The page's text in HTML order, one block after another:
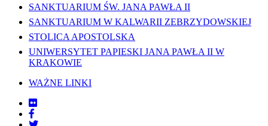
SANKTUARIUM ŚW. JANA PAWŁA II
SANKTUARIUM W KALWARII ZEBRZYDOWSKIEJ
STOLICA APOSTOLSKA
UNIWERSYTET PAPIESKI JANA PAWŁA II W
KRAKOWIE
WAŻNE LINKI